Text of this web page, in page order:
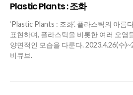
Plastic Plants : 조화
‘Plastic Plants : 조화’. 플라스틱의 아름
표현하며, 플라스틱을 비롯한 여러 오염
양면적인 모습을 다룬다. 2023.4.26(수
비큐브.